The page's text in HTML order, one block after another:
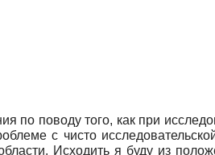
по поводу того, как при
с чисто
Исходить я буду из